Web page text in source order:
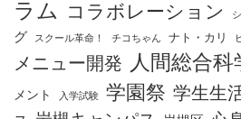
ラム コラボレーション
グ
スクール革命！ チコちゃん ナト・カリ
メニュー開発 人間総合科
メント
入学試験 学園祭 学生生